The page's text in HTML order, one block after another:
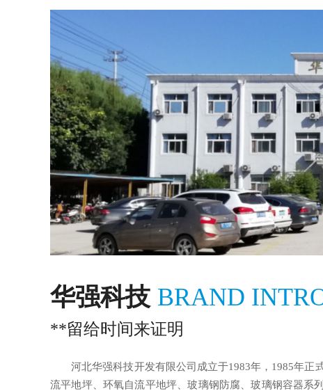
华强科技 BRAND
**留给时间来证明
河北华强科技开发有限公司成立于1983年，1985年正
流平地坪、环氧自流平地坪、玻璃钢防腐、玻璃钢容器